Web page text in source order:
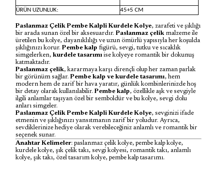
ÜRÜN UZUNLUK: 45+5 CM
Paslanmaz Çelik Pembe Kalpli Kurdele Kolye, zarafeti ve şıklığı
bir arada sunan özel bir aksesuardır. Paslanmaz çelik malzeme ile
üretilen bu kolye, dayanıklılığı ve uzun ömürlü yapısıyla her koşulda
şıklığınızı korur. Pembe kalp figürü, sevgi, tutku ve sıcaklık
simgelerken, kurdele tasarımı ise kolyeye romantik bir dokunuş
katmaktadır.
Paslanmaz çelik, kararmaya karşı dirençli olup her zaman parlak
bir görünüm sağlar. Pembe kalp ve kurdele tasarımı, hem
modern hem de zarif bir hava yaratır, günlük kombinlerinizde hoş
bir detay olarak kullanılabilir. Pembe kalp, özellikle aşk ve sevgiyle
ilgili anlamlar taşıyan özel bir semboldür ve bu kolye, sevgi dolu
anları simgeler.
Paslanmaz Çelik Pembe Kalpli Kurdele Kolye, sevginizi ifade
etmenin ve şıklığınızı yansıtmanın zarif bir yoludur. Ayrıca,
sevdiklerinize hediye olarak verebileceğiniz anlamlı ve romantik bir
seçenek sunar.
Anahtar Kelimeler: paslanmaz çelik kolye, pembe kalp kolye,
kurdele kolye, şık çelik takı, sevgi kolyesi, romantik takı, anlamlı
kolye, şık takı, özel tasarım kolye, pembe kalp tasarımı.